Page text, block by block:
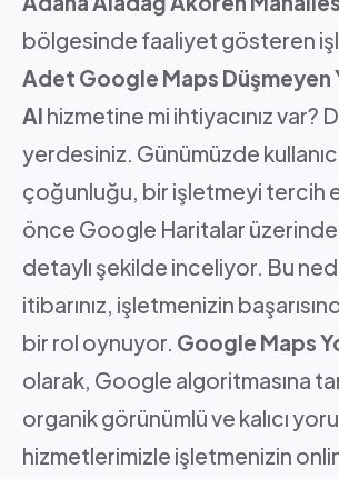
bölgesinde faaliyet gösteren
Adet Google Maps Düşmeyen
Al hizmetine mi ihtiyacınız var?
yerdesiniz. Günümüzde
çoğunluğu, bir işletmeyi tercih
önce Google Haritalar
detaylı şekilde inceliyor. Bu
itibarınız, işletmenizin
bir rol oynuyor. Google Maps
olarak, Google algoritmasına
organik görünümlü ve kalıcı
hizmetlerimizle işletmenizin